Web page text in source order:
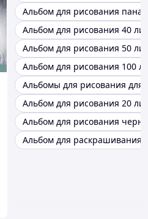
Альбом для рисования
Альбом для рисования 40
Альбом для рисования 50
Альбом для рисования 100
Альбомы для рисования для
Альбом для рисования 20
Альбом для рисования
Альбом для раскрашивания